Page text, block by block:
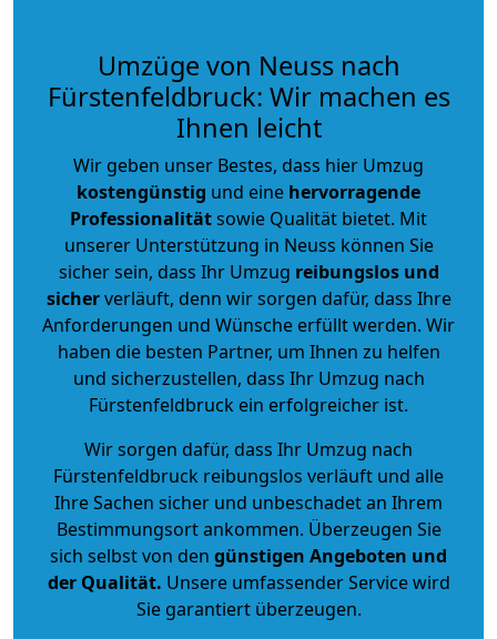
Umzüge von Neuss nach
Fürstenfeldbruck: Wir machen es
Ihnen leicht
Wir geben unser Bestes, dass hier Umzug
kostengünstig und eine hervorragende
Professionalitätsowie Qualität bietet. Mit
unserer Unterstützung in Neuss können Sie
sicher sein, dass Ihr Umzug reibungslos und
sicherverläuft, denn wir sorgen dafür, dass Ihre
Anforderungen und Wünsche erfüllt werden. Wir
haben die besten Partner, um Ihnen zu helfen
und sicherzustellen, dass Ihr Umzug nach
Fürstenfeldbruck ein erfolgreicher ist.
Wir sorgen dafür, dass Ihr Umzug nach
Fürstenfeldbruck reibungslos verläuft und alle
Ihre Sachen sicher und unbeschadet an Ihrem
Bestimmungsort ankommen. Überzeugen Sie
sich selbst von den günstigen Angeboten und
der Qualität. Unsere umfassender Service wird
Sie garantiert überzeugen.